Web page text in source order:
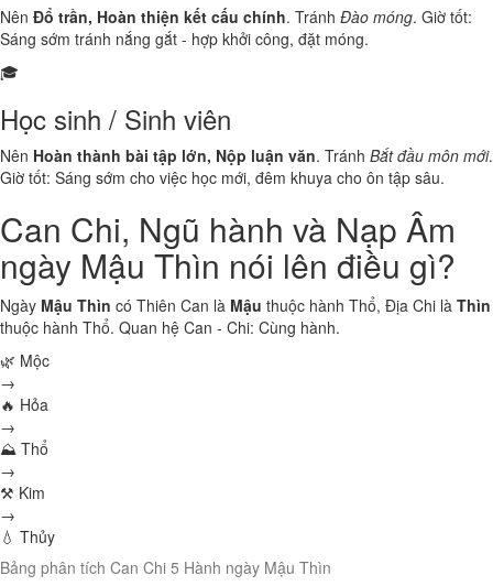
Nên Đổ trần, Hoàn thiện kết cấu chính. Tránh Đào móng. Giờ tốt:
Sáng sớm tránh nắng gắt - hợp khởi công, đặt móng.
🎓
Học sinh / Sinh viên
Nên Hoàn thành bài tập lớn, Nộp luận văn. Tránh Bắt đầu môn mới.
Giờ tốt: Sáng sớm cho việc học mới, đêm khuya cho ôn tập sâu.
Can Chi, Ngũ hành và Nạp Âm
ngày Mậu Thìn nói lên điều gì?
Ngày Mậu Thìn có Thiên Can là Mậu thuộc hành Thổ, Địa Chi là Thìn
thuộc hành Thổ. Quan hệ Can - Chi: Cùng hành.
🌿 Mộc
→
🔥 Hỏa
→
⛰ Thổ
→
⚒ Kim
→
💧 Thủy
Bảng phân tích Can Chi 5 Hành ngày Mậu Thìn